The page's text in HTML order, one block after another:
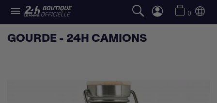
 0
GOURDE - 24H CAMIONS